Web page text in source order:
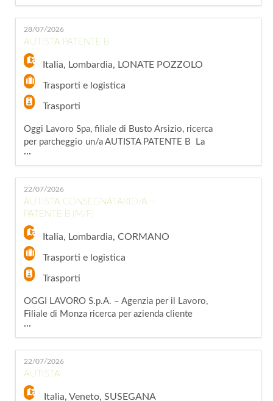
E SCARICO La risorsa sarà inserita all'interno
di un impianto di stoccaggio e si occuperà delle
operazioni di carico e scarico tramite impianti
automatizzati, del controllo dell'impianto e
della gestione della relativa d
28/07/2026
AUTISTA PATENTE B
Italia, Lombardia, LONATE POZZOLO
Trasporti e logistica
Trasporti
Oggi Lavoro Spa, filiale di Busto Arsizio, ricerca
per parcheggio un/a AUTISTA PATENTE B La
risorsa inserita si occuperà di: - Guida navetta
per accompagnamento dei clienti all'aeroporto
o nelle zone limitrofe; - Monitoraggio della
sicurezza e prevenzione di eventuali furti o
danni; - Accettazione clienti e inserimento dati
a pc; - Gestione de
...
22/07/2026
AUTISTA CONSEGNATARIO/A –
PATENTE B (M/F)
Italia, Lombardia,CORMANO
Trasporti e logistica
Trasporti
OGGI LAVORO S.p.A. – Agenzia per il Lavoro,
Filiale di Monza ricerca per azienda cliente
operante nel settore alimentare, specializzata
nella fornitura di bevande per attività di
ristorazione, bar, locali e strutture Ho.Re.Ca.,
una risorsa da inserire come: AUTISTA
CONSEGNATARIO/A – PATENTE B (M/F)
Cerchi un lavoro dinamico, a contatto con clien
...
22/07/2026
AUTISTA
Italia,Veneto,SUSEGANA